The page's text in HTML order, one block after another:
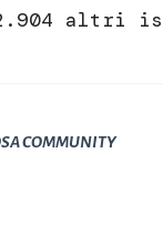
altri
COMMUNITY